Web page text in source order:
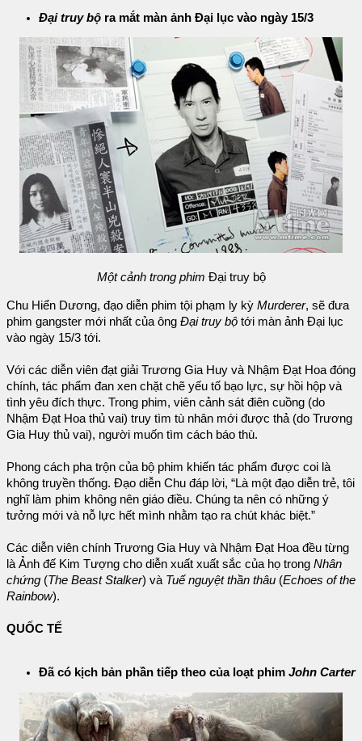
Đại truy bộ ra mắt màn ảnh Đại lục vào ngày 15/3
Một cảnh trong phim Đại truy bộ
Chu Hiển Dương, đạo diễn phim tội phạm ly kỳ Murderer, sẽ đưa
phim gangster mới nhất của ông Đại truy bộ tới màn ảnh Đại lục
vào ngày 15/3 tới.
Với các diễn viên đạt giải Trương Gia Huy và Nhậm Đạt Hoa đóng
chính, tác phẩm đan xen chặt chẽ yếu tố bạo lực, sự hồi hộp và
tình yêu đích thực. Trong phim, viên cảnh sát điên cuồng (do
Nhậm Đạt Hoa thủ vai) truy tìm tù nhân mới được thả (do Trương
Gia Huy thủ vai), người muốn tìm cách báo thù.
Phong cách pha trộn của bộ phim khiến tác phẩm được coi là
không truyền thống. Đạo diễn Chu đáp lời, “Là một đạo diễn trẻ, tôi
nghĩ làm phim không nên giáo điều. Chúng ta nên có những ý
tưởng mới và nỗ lực hết mình nhằm tạo ra chút khác biệt.”
Các diễn viên chính Trương Gia Huy và Nhậm Đạt Hoa đều từng
là Ảnh đế Kim Tượng cho diễn xuất xuất sắc của họ trong Nhân
chứng (The Beast Stalker) và Tuế nguyệt thần thâu (Echoes of the
Rainbow).
QUỐC TẾ
Đã có kịch bản phần tiếp theo của loạt phim John Carter